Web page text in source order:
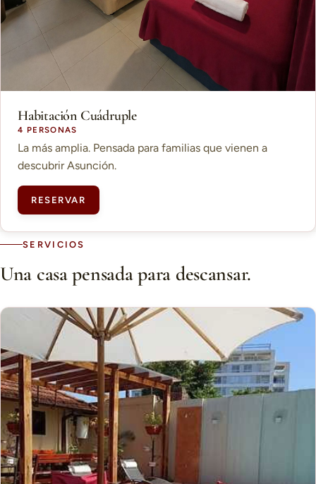
Habitación Cuádruple
4 PERSONAS
La más amplia. Pensada para familias que vienen a
descubrir Asunción.
RESERVAR
SERVICIOS
Una casa pensada para descansar.